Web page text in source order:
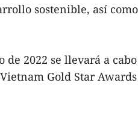
sostenible, así
de 2022 se llevará a
Gold Star Awards